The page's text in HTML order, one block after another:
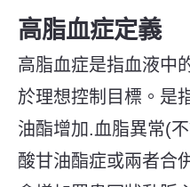
高脂血症定義
高脂血症是指血液中
於理想控制目標。是
油酯增加.血脂異常(
酸甘油酯症或兩者合